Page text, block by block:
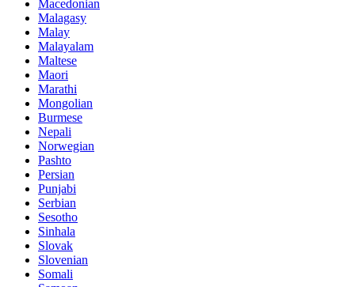
Macedonian
Malagasy
Malay
Malayalam
Maltese
Maori
Marathi
Mongolian
Burmese
Nepali
Norwegian
Pashto
Persian
Punjabi
Serbian
Sesotho
Sinhala
Slovak
Slovenian
Somali